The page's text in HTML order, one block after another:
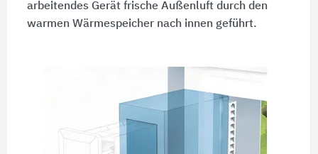
arbeitendes Gerät frische Außenluft durch den
warmen Wärmespeicher nach innen geführt.